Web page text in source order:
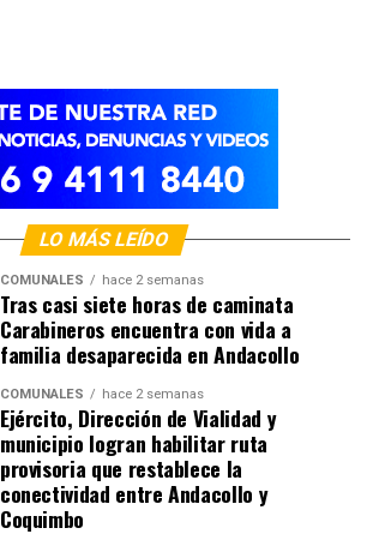
LO MÁS LEÍDO
COMUNALES hace 2 semanas
Tras casi siete horas de caminata
Carabineros encuentra con vida a
familia desaparecida en Andacollo
COMUNALES hace 2 semanas
Ejército, Dirección de Vialidad y
municipio logran habilitar ruta
provisoria que restablece la
conectividad entre Andacollo y
Coquimbo